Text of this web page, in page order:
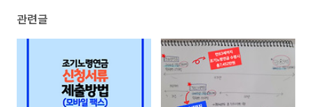
관련글